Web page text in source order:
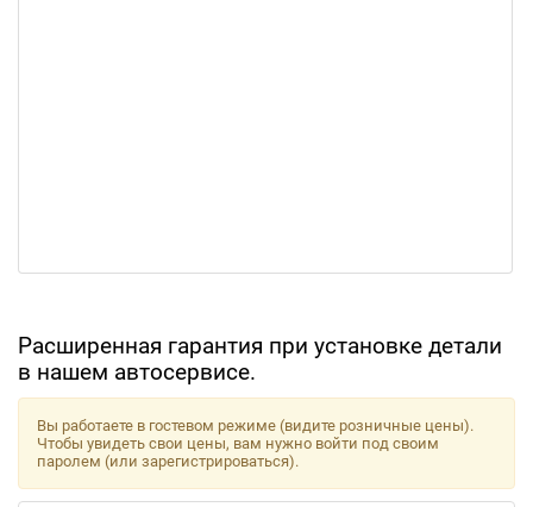
Расширенная гарантия при установке детали
в нашем автосервисе.
Вы работаете в гостевом режиме (видите розничные цены).
Чтобы увидеть свои цены, вам нужно войти под своим
паролем (или зарегистрироваться).